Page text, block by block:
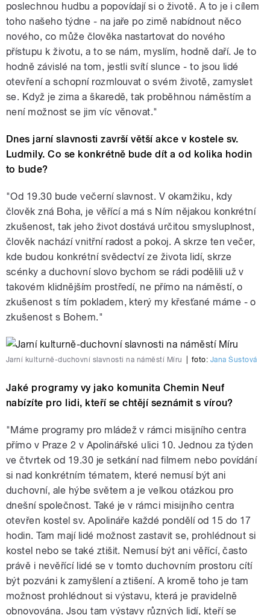
poslechnou hudbu a popovídají si o životě. A to je i cílem
toho našeho týdne - na jaře po zimě nabídnout něco
nového, co může člověka nastartovat do nového
přístupu k životu, a to se nám, myslím, hodně daří. Je to
hodně závislé na tom, jestli svítí slunce - to jsou lidé
otevření a schopní rozmlouvat o svém životě, zamyslet
se. Když je zima a škaredě, tak proběhnou náměstím a
není možnost se jim víc věnovat."
Dnes jarní slavnosti završí větší akce v kostele sv.
Ludmily. Co se konkrétně bude dít a od kolika hodin
to bude?
"Od 19.30 bude večerní slavnost. V okamžiku, kdy
člověk zná Boha, je věřící a má s Ním nějakou konkrétní
zkušenost, tak jeho život dostává určitou smysluplnost,
člověk nachází vnitřní radost a pokoj. A skrze ten večer,
kde budou konkrétní svědectví ze života lidí, skrze
scénky a duchovní slovo bychom se rádi podělili už v
takovém klidnějším prostředí, ne přímo na náměstí, o
zkušenost s tím pokladem, který my křesťané máme - o
zkušenost s Bohem."
Jarní kulturně-duchovní slavnosti na náměstí Míru foto: Jana Šustová
Jaké programy vy jako komunita Chemin Neuf
nabízíte pro lidi, kteří se chtějí seznámit s vírou?
"Máme programy pro mládež v rámci misijního centra
přímo v Praze 2 v Apolinářské ulici 10. Jednou za týden
ve čtvrtek od 19.30 je setkání nad filmem nebo povídání
si nad konkrétním tématem, které nemusí být ani
duchovní, ale hýbe světem a je velkou otázkou pro
dnešní společnost. Také je v rámci misijního centra
otevřen kostel sv. Apolináře každé pondělí od 15 do 17
hodin. Tam mají lidé možnost zastavit se, prohlédnout si
kostel nebo se také ztišit. Nemusí být ani věřící, často
právě i nevěřící lidé se v tomto duchovním prostoru cítí
být pozváni k zamyšlení a ztišení. A kromě toho je tam
možnost prohlédnout si výstavu, která je pravidelně
obnovována. Jsou tam výstavy různých lidí, kteří se